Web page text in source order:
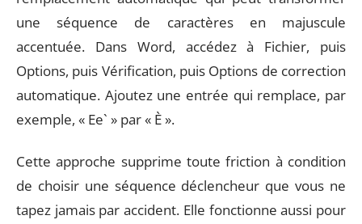
une séquence de caractères en majuscule
accentuée. Dans Word, accédez à Fichier, puis
Options, puis Vérification, puis Options de correction
automatique. Ajoutez une entrée qui remplace, par
exemple, « Ee` » par « È ».
Cette approche supprime toute friction à condition
de choisir une séquence déclencheur que vous ne
tapez jamais par accident. Elle fonctionne aussi pour